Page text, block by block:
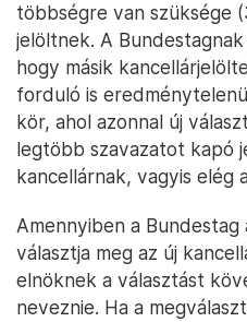
többségre van szüksége
jelöltnek. A
hogy másik
forduló is
kör, ahol azonnal új
legtöbb szavazatot kapó
kancellárnak, vagyis elég
Amennyiben a
választja meg az új
elnöknek a választást
neveznie. Ha a